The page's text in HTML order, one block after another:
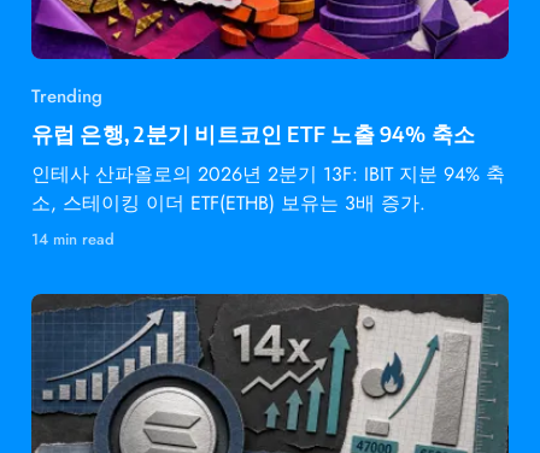
Trending
유럽 은행, 2분기 비트코인 ETF 노출 94% 축소
인테사 산파올로의 2026년 2분기 13F: IBIT 지분 94% 축
소, 스테이킹 이더 ETF(ETHB) 보유는 3배 증가.
14 min read